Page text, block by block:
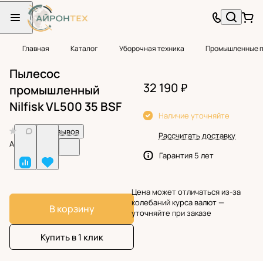
Главная Каталог Уборочная техника Промышленные
Пылесос
промышленный
Nilfisk VL500 35 BSF
Нет отзывов
Арт.
В корзину
Купить в 1 клик
32 190 ₽
Наличие уточняйте
Рассчитать доставку
Гарантия 5 лет
Цена может отличаться из-за
колебаний курса валют —
уточняйте при заказе